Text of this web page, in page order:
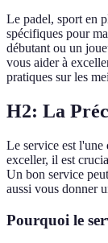
Le padel, sport en
spécifiques pour
débutant ou un
vous aider à
pratiques sur les
H2: La
Le service est l'une
exceller, il est
Un bon service
aussi vous donner
Pourquoi le